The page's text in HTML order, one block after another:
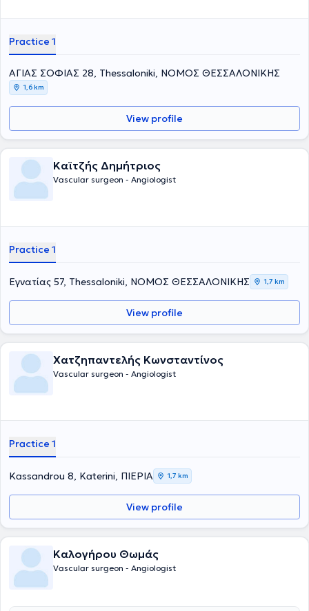
Practice 1
ΑΓΙΑΣ ΣΟΦΙΑΣ 28, Thessaloniki, ΝΟΜΟΣ ΘΕΣΣΑΛΟΝΙΚΗΣ
1,6 km
View profile
Καϊτζής Δημήτριος
Vascular surgeon - Angiologist
Practice 1
Εγνατίας 57, Thessaloniki, ΝΟΜΟΣ ΘΕΣΣΑΛΟΝΙΚΗΣ 1,7 km
View profile
Χατζηπαντελής Κωνσταντίνος
Vascular surgeon - Angiologist
Practice 1
Kassandrou 8, Katerini, ΠΙΕΡΙΑ 1,7 km
View profile
Καλογήρου Θωμάς
Vascular surgeon - Angiologist